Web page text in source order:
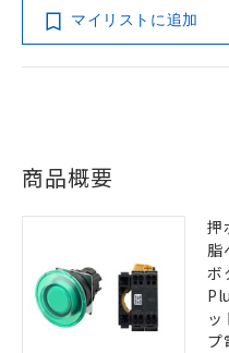
マイリストに追加
商品概要
押
脂
ボ
ッ
プ